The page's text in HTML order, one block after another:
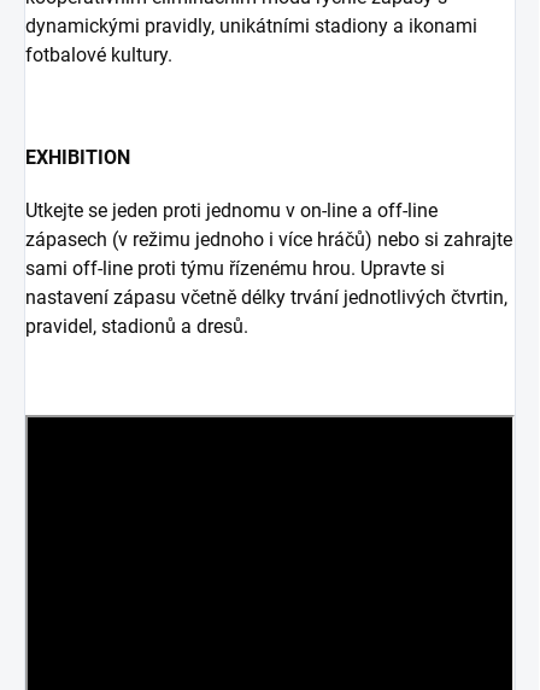
dynamickými pravidly, unikátními stadiony a ikonami
fotbalové kultury.
EXHIBITION
Utkejte se jeden proti jednomu v on-line a off-line
zápasech (v režimu jednoho i více hráčů) nebo si zahrajte
sami off-line proti týmu řízenému hrou. Upravte si
nastavení zápasu včetně délky trvání jednotlivých čtvrtin,
pravidel, stadionů a dresů.